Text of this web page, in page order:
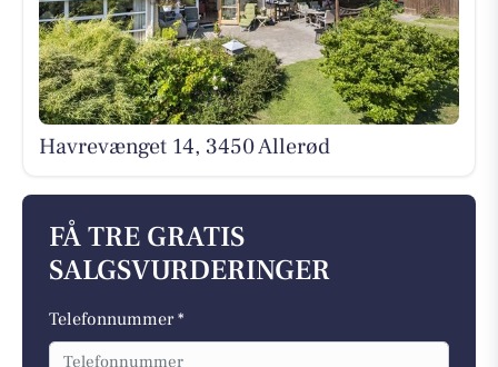
Havrevænget 14, 3450 Allerød
FÅ TRE GRATIS
SALGSVURDERINGER
Telefonnummer *